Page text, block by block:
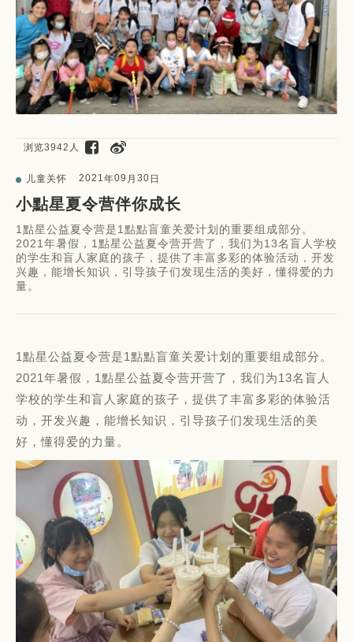
儿童关怀 2021 年09 月 30 日
浏览3942人
小點星夏令营伴你成长
1點星公益夏令营是1點點盲童关爱计划的重要组成部分。
2021年暑假，1點星公益夏令营开营了，我们为13名盲人学校
的学生和盲人家庭的孩子，提供了丰富多彩的体验活动，开发
兴趣，能增长知识，引导孩子们发现生活的美好，懂得爱的力
量。
1點星公益夏令营是1點點盲童关爱计划的重要组成部分。
2021年暑假，1點星公益夏令营开营了，我们为13名盲人
学校的学生和盲人家庭的孩子，提供了丰富多彩的体验活
动，开发兴趣，能增长知识，引导孩子们发现生活的美
好，懂得爱的力量。